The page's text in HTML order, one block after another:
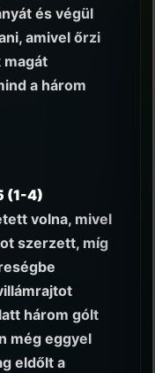
és végül
amivel őrzi
magát
a három
(1-4)
volna, mivel
szerzett, míg
három gólt
még eggyel
eldőlt a